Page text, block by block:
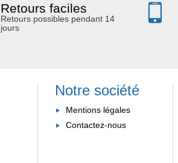
Retours faciles
Retours possibles pendant 14
jours
Notre société
Mentions légales
Contactez-nous